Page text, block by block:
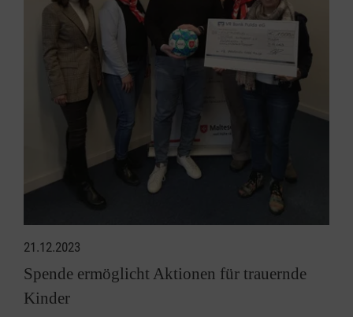
21.12.2023
Spende ermöglicht Aktionen für trauernde
Kinder